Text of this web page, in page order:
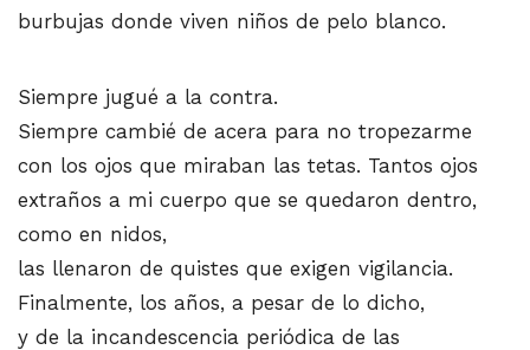
burbujas donde viven niños de pelo blanco.
Siempre jugué a la contra.
Siempre cambié de acera para no tropezarme
con los ojos que miraban las tetas. Tantos ojos
extraños a mi cuerpo que se quedaron dentro,
como en nidos,
las llenaron de quistes que exigen vigilancia.
Finalmente, los años, a pesar de lo dicho,
y de la incandescencia periódica de las